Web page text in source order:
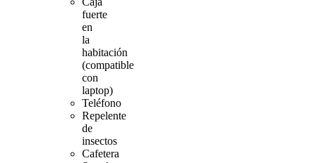
fuerte
en
la
habitación
(compatible
con
laptop)
Teléfono
Repelente
de
insectos
Cafetera